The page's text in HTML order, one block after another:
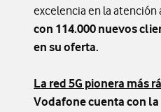
excelencia en la atención
con 114.000 nuevos
en su oferta.
La red 5G pionera más
Vodafone cuenta con la